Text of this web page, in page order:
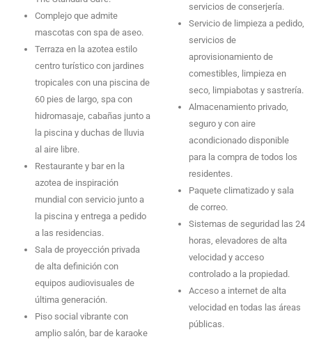
Complejo que admite
mascotas con spa de aseo.
Terraza en la azotea estilo
centro turístico con jardines
tropicales con una piscina de
60 pies de largo, spa con
hidromasaje, cabañas junto a
la piscina y duchas de lluvia
al aire libre.
Restaurante y bar en la
azotea de inspiración
mundial con servicio junto a
la piscina y entrega a pedido
a las residencias.
Sala de proyección privada
de alta definición con
equipos audiovisuales de
última generación.
Piso social vibrante con
amplio salón, bar de karaoke
servicios de conserjería.
Servicio de limpieza a pedido,
servicios de
aprovisionamiento de
comestibles, limpieza en
seco, limpiabotas y sastrería.
Almacenamiento privado,
seguro y con aire
acondicionado disponible
para la compra de todos los
residentes.
Paquete climatizado y sala
de correo.
Sistemas de seguridad las 24
horas, elevadores de alta
velocidad y acceso
controlado a la propiedad.
Acceso a internet de alta
velocidad en todas las áreas
públicas.